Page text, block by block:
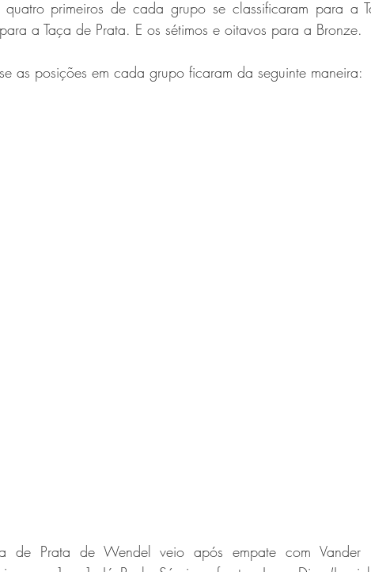
quatro primeiros de cada grupo se classificaram para a
a Taça de Prata. E os sétimos e oitavos para a Bronze.
as posições em cada grupo ficaram da seguinte maneira:
de Prata de Wendel veio após empate com Vander